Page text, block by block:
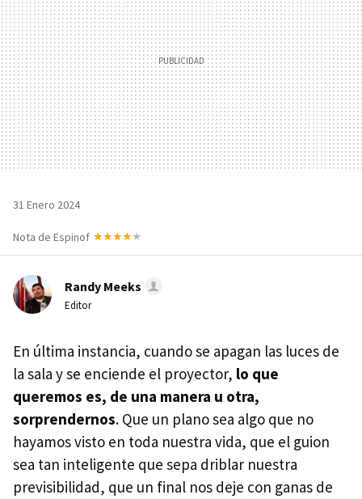
31 Enero 2024
Nota de Espinof
Randy Meeks
Editor
En última instancia, cuando se apagan las luces de
la sala y se enciende el proyector, lo que
queremos es, de una manera u otra,
sorprendernos. Que un plano sea algo que no
hayamos visto en toda nuestra vida, que el guion
sea tan inteligente que sepa driblar nuestra
previsibilidad, que un final nos deje con ganas de